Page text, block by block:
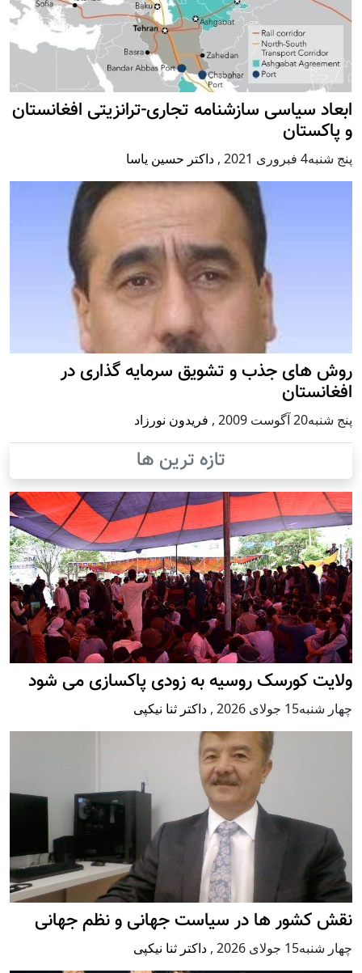
ابعاد سیاسی سازشنامه تجاری-ترانزیتی افغانستان
و پاکستان
پنج شنبه4 فبروری 2021 , داکتر حسین یاسا
روش های جذب و تشویق سرمایه گذاری در
افغانستان
پنج شنبه20 آگوست 2009 , فریدون نورزاد
تازه ترین ها
ولایت کورسک روسیه به زودی پاکسازی می شود
چهار شنبه15 جولای 2026 , داکتر ثنا نیکپی
نقش کشور ها در سیاست جهانی و نظم جهانی
چهار شنبه15 جولای 2026 , داکتر ثنا نیکپی